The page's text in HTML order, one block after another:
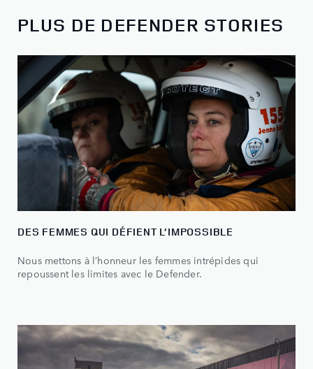
PLUS DE DEFENDER STORIES
DES FEMMES QUI DÉFIENT L’IMPOSSIBLE
Nous mettons à l’honneur les femmes intrépides qui
repoussent les limites avec le Defender.